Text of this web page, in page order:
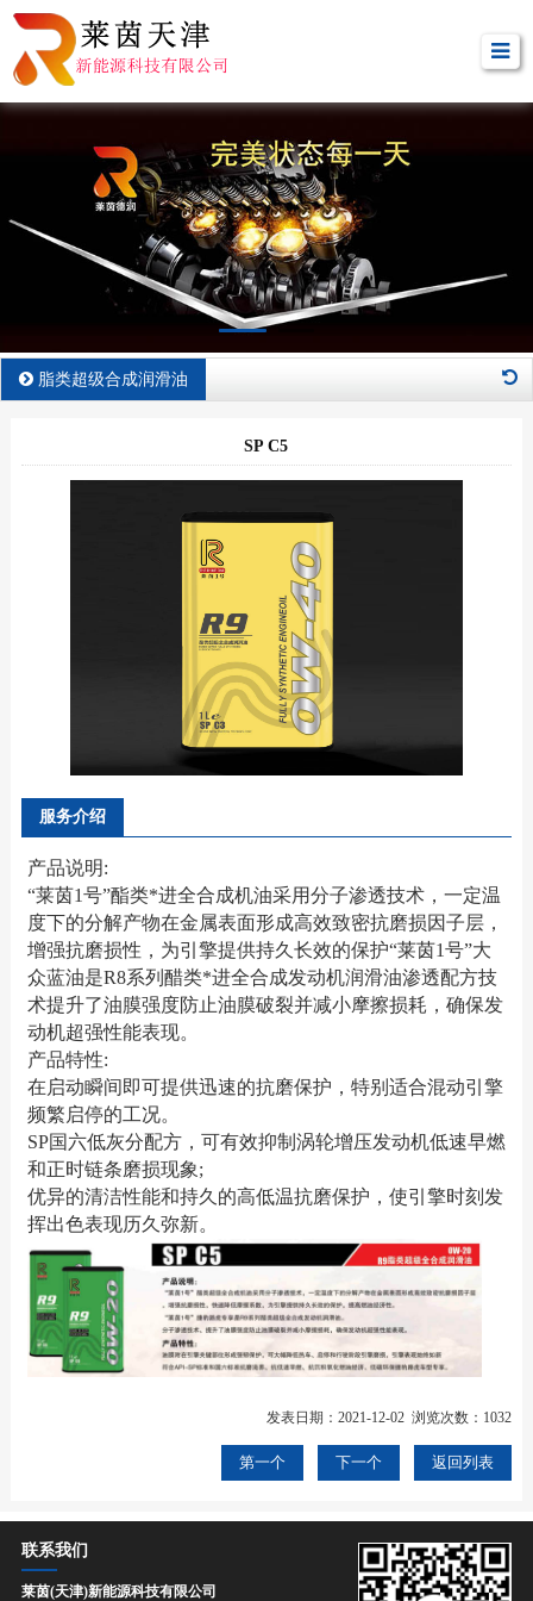
脂类超级合成润滑油
SP C5
服务介绍
产品说明:
“莱茵1号”酯类*进全合成机油采用分子渗透技术，一定温
度下的分解产物在金属表面形成高效致密抗磨损因子层，
增强抗磨损性，为引擎提供持久长效的保护“莱茵1号”大
众蓝油是R8系列醋类*进全合成发动机润滑油渗透配方技
术提升了油膜强度防止油膜破裂并减小摩擦损耗，确保发
动机超强性能表现。
产品特性:
在启动瞬间即可提供迅速的抗磨保护，特别适合混动引擎
频繁启停的工况。
SP国六低灰分配方，可有效抑制涡轮增压发动机低速早燃
和正时链条磨损现象;
优异的清洁性能和持久的高低温抗磨保护，使引擎时刻发
挥出色表现历久弥新。
发表日期：2021-12-02 浏览次数：1032
第一个 下一个 返回列表
联系我们
莱茵(天津)新能源科技有限公司